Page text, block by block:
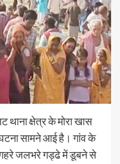
थाना क्षेत्र के मोरा खास
सामने आई है। गांव के
गहरे जलभरे गड्ढे में डूबने से